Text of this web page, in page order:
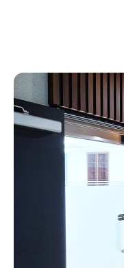
광교인테리어ㆍ광교 SK뷰레
Posted on
2021년 1월 1일